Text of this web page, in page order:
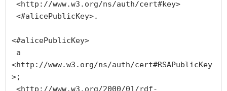
<#alicePublicKey>
<http://www.w3.org/ns/auth/cert#RSAPublicKey
>;